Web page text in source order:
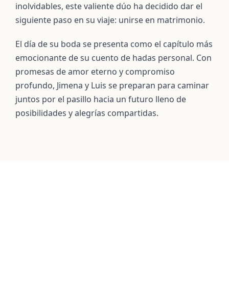
inolvidables, este valiente dúo ha decidido dar el
siguiente paso en su viaje: unirse en matrimonio.
El día de su boda se presenta como el capítulo más
emocionante de su cuento de hadas personal. Con
promesas de amor eterno y compromiso
profundo, Jimena y Luis se preparan para caminar
juntos por el pasillo hacia un futuro lleno de
posibilidades y alegrías compartidas.